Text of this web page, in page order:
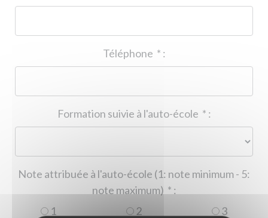
* :
* :
Note attribuée à l'auto-école (1: note minimum - 5:
* :
1
2
3